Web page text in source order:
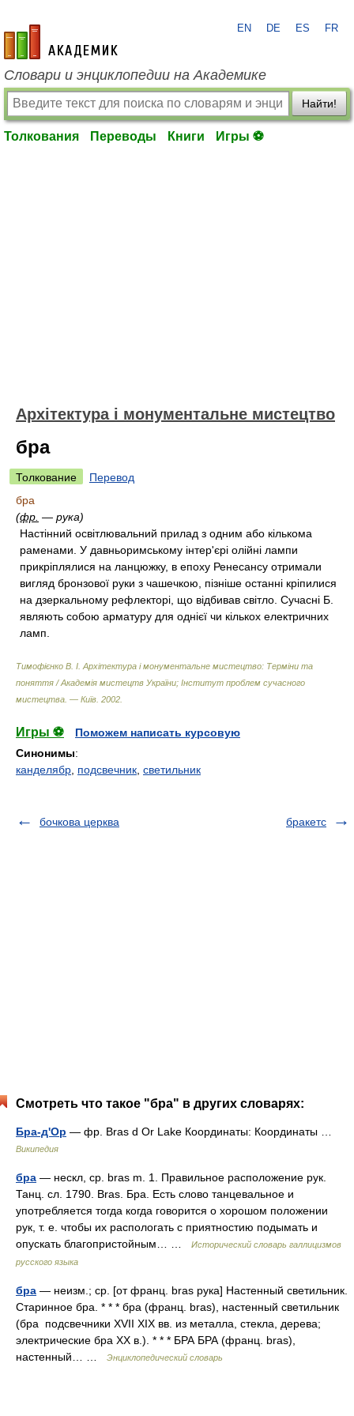
academic.ru
EN DE ES FR
Словари и энциклопедии на Академике
Найти!
Толкования Переводы Книги Игры ⚽
Архітектура і монументальне мистецтво
бра
Толкование
Перевод
бра
(фр. — рука)
Настінний освітлювальний прилад з одним або кількома
раменами. У давньоримському інтер'єрі олійні лампи
прикріплялися на ланцюжку, в епоху Ренесансу отримали
вигляд бронзової руки з чашечкою, пізніше останні кріпилися
на дзеркальному рефлекторі, що відбивав світло. Сучасні Б.
являють собою арматуру для однієї чи кількох електричних
ламп.
Тимофієнко В. І. Архітектура і монументальне мистецтво: Терміни та
поняття / Академія мистецтв України; Інститут проблем сучасного
мистецтва. — Київ 2002
Игры ⚽
Поможем написать курсовую
Синонимы:
канделябр подсвечник светильник
бочкова церква бракетс
Смотреть что такое "бра" в других словарях:
Бра-д'Ор — фр. Bras d Or Lake Координаты: Координаты …
Википедия
бра — нескл, ср. bras m. 1. Правильное расположение рук.
Танц. сл. 1790. Bras. Бра. Есть слово танцевальное и
употребляется тогда когда говорится о хорошом положении
рук, т. е. чтобы их распологать с приятностию подымать и
опускать благопристойным… …
Исторический словарь галлицизмов
русского языка
бра — неизм.; ср. [от франц. bras рука] Настенный светильник.
Старинное бра. * * * бра (франц. bras), настенный светильник
(бра подсвечники XVII XIX вв. из металла, стекла, дерева;
электрические бра XX в.). * * * БРА БРА (франц. bras),
настенный… …
Энциклопедический словарь